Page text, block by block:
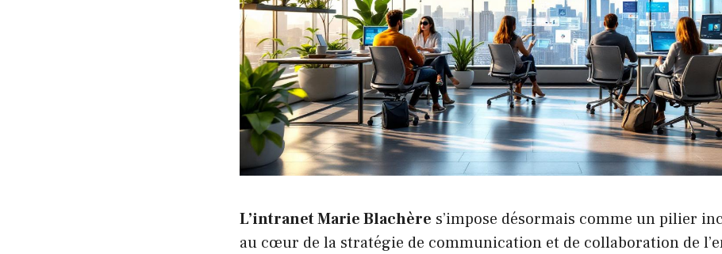
L’intranet Marie Blachère s’impose désormais comme un pilier
au cœur de la stratégie de communication et de collaboration de